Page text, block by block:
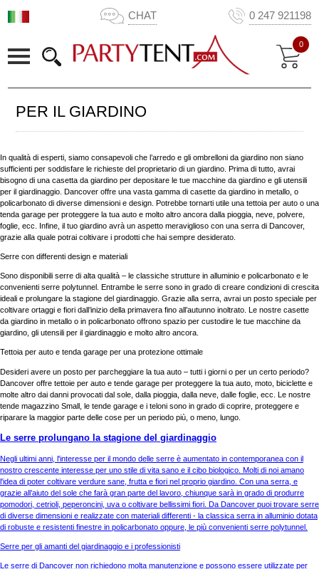
CHAT 0 247 921198
0
PER IL GIARDINO
In qualità di esperti, siamo consapevoli che l’arredo e gli ombrelloni da giardino non siano
sufficienti per soddisfare le richieste del proprietario di un giardino. Prima di tutto, avrai
bisogno di una casetta da giardino per depositare le tue macchine da giardino e gli utensili
per il giardinaggio. Dancover offre una vasta gamma di casette da giardino in metallo, o
policarbonato di diverse dimensioni e design. Potrebbe tornarti utile una tettoia per auto o una
tenda garage per proteggere la tua auto e molto altro ancora dalla pioggia, neve, polvere,
foglie, ecc. Infine, il tuo giardino avrà un aspetto meraviglioso con una serra di Dancover,
grazie alla quale potrai coltivare i prodotti che hai sempre desiderato.
Serre con differenti design e materiali
Sono disponibili serre di alta qualità – le classiche strutture in alluminio e policarbonato e le
convenienti serre polytunnel. Entrambe le serre sono in grado di creare condizioni di crescita
ideali e prolungare la stagione del giardinaggio. Grazie alla serra, avrai un posto speciale per
coltivare ortaggi e fiori dall’inizio della primavera fino all’autunno inoltrato. Le nostre casette
da giardino in metallo o in policarbonato offrono spazio per custodire le tue macchine da
giardino, gli utensili per il giardinaggio e molto altro ancora.
Tettoia per auto e tenda garage per una protezione ottimale
Desideri avere un posto per parcheggiare la tua auto – tutti i giorni o per un certo periodo?
Dancover offre tettoie per auto e tende garage per proteggere la tua auto, moto, biciclette e
molte altro dai danni provocati dal sole, dalla pioggia, dalla neve, dalle foglie, ecc. Le nostre
tende magazzino Small, le tende garage e i teloni sono in grado di coprire, proteggere e
riparare la maggior parte delle cose per un periodo più, o meno, lungo.
Le serre prolungano la stagione del giardinaggio
Negli ultimi anni, l'interesse per il mondo delle serre è aumentato in contemporanea con il
nostro crescente interesse per uno stile di vita sano e il cibo biologico. Molti di noi amano
l'idea di poter coltivare verdure sane, frutta e fiori nel proprio giardino. Con una serra, e
grazie all’aiuto del sole che farà gran parte del lavoro, chiunque sarà in grado di produrre
pomodori, cetrioli, peperoncini, uva o coltivare bellissimi fiori. Da Dancover puoi trovare serre
di diverse dimensioni e realizzate con materiali differenti - la classica serra in alluminio dotata
di robuste e resistenti finestre in policarbonato oppure, le più convenienti serre polytunnel.
Serre per gli amanti del giardinaggio e i professionisti
Le serre di Dancover non richiedono molta manutenzione e possono essere utilizzate per